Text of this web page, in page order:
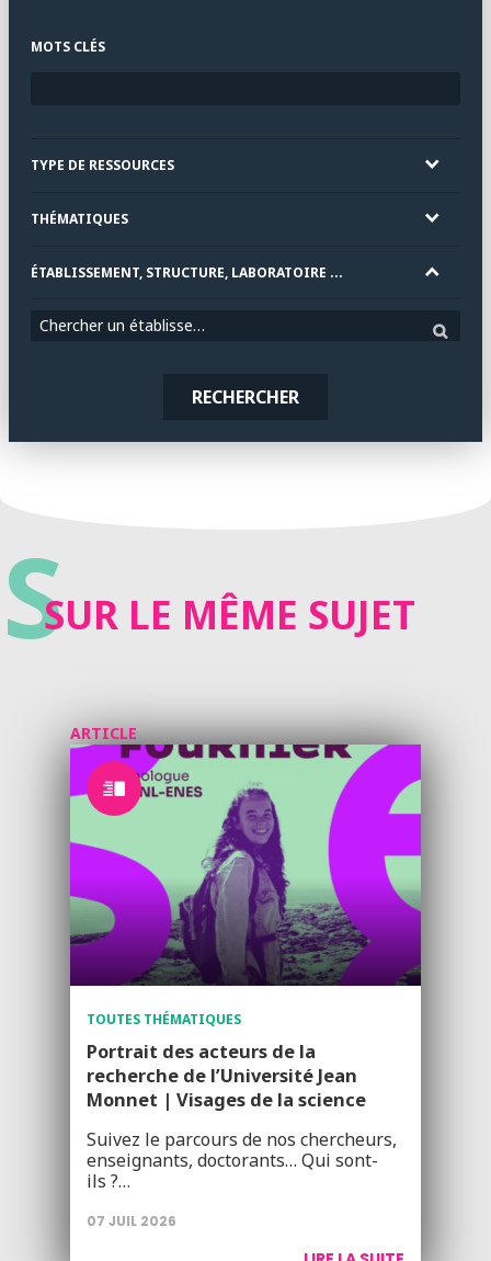
MOTS CLÉS
TYPE DE RESSOURCES
THÉMATIQUES
ÉTABLISSEMENT, STRUCTURE, LABORATOIRE ...
Chercher un établissement
RECHERCHER
SSUR LE MÊME SUJET
ARTICLE
TOUTES THÉMATIQUES
Portrait des acteurs de la
recherche de l’Université Jean
Monnet | Visages de la science
Suivez le parcours de nos chercheurs,
enseignants, doctorants… Qui sont-
ils ?…
07 JUIL 2026